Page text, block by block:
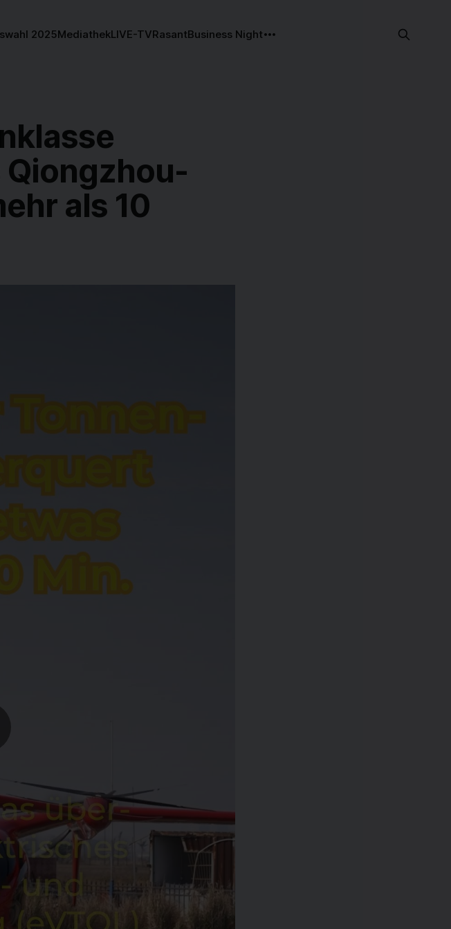
2025MediathekLIVE-TVRasantBusiness Night
als 10